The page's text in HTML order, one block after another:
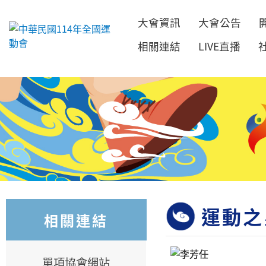
跳到主要內容
大會資訊 大會公告
相關連結
LIVE直播
相關連結
單項協會網站
運動